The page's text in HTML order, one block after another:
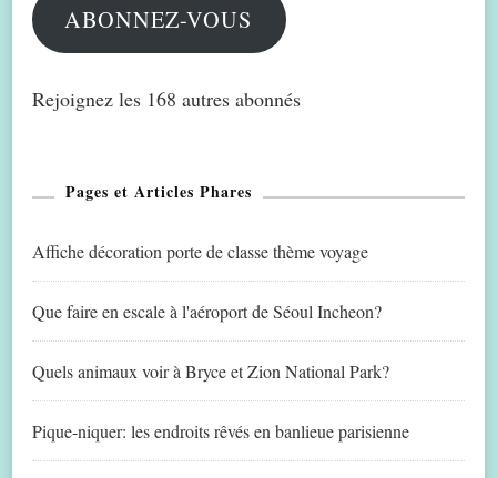
ABONNEZ-VOUS
Rejoignez les 168 autres abonnés
Pages et Articles Phares
Affiche décoration porte de classe thème voyage
Que faire en escale à l'aéroport de Séoul Incheon?
Quels animaux voir à Bryce et Zion National Park?
Pique-niquer: les endroits rêvés en banlieue parisienne